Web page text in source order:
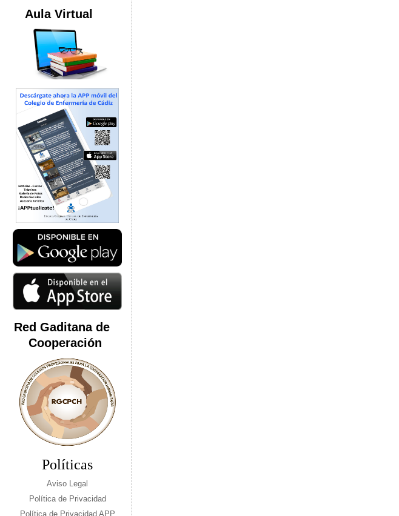
Aula Virtual
Red Gaditana de
Cooperación
Políticas
Aviso Legal
Política de Privacidad
Política de Privacidad APP